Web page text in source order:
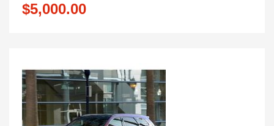
$5,000.00